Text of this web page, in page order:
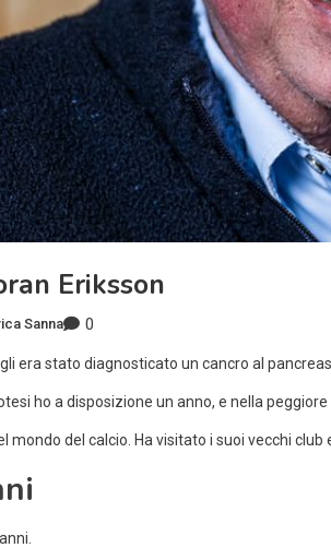
Eriksson
Sanna 0
era stato diagnosticato un cancro al pancreas.
ho a disposizione un anno, e nella
mondo del calcio. Ha visitato i suoi vecchi